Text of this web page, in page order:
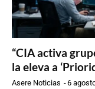
“CIA activa
la eleva a
Asere Noticias -6